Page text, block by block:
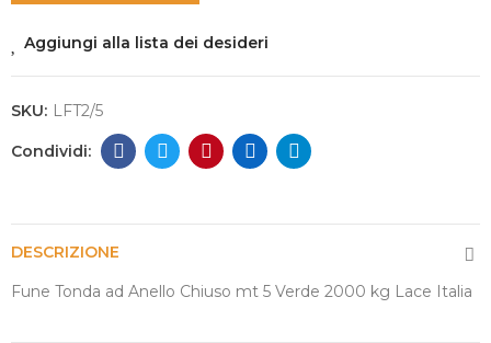
Aggiungi alla lista dei desideri
SKU: LFT2/5
DESCRIZIONE
Fune Tonda ad Anello Chiuso mt 5 Verde 2000 kg Lace Italia